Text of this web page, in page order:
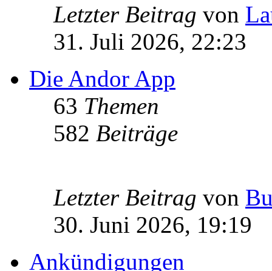
Letzter Beitrag von
31. Juli 2026, 22:23
Die Andor App
63 Themen
582 Beiträge
Letzter Beitrag von
30. Juni 2026, 19:19
Ankündigungen